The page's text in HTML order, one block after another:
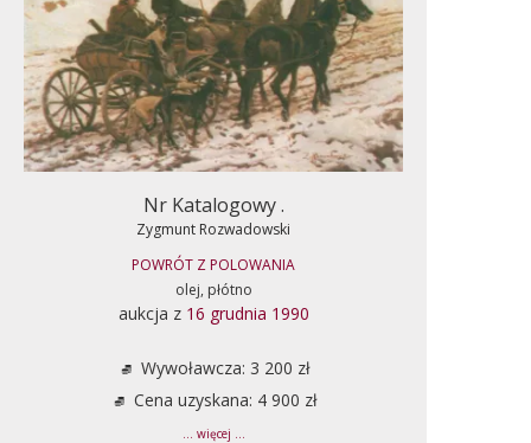
Nr Katalogowy .
Zygmunt Rozwadowski
POWRÓT Z POLOWANIA
olej, płótno
aukcja z 16 grudnia 1990
Wywoławcza: 3 200 zł
Cena uzyskana: 4 900 zł
... więcej ...